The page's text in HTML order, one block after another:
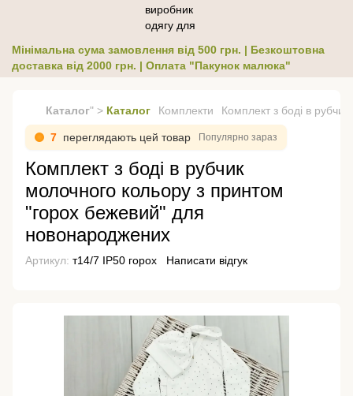
Мінімальна сума замовлення від 500 грн. | Безкоштовна
доставка від 2000 грн. | Оплата "Пакунок малюка"
Каталог" > Каталог Комплекти Комплект з боді в
8 переглядають цей товар Популярно зараз
Комплект з боді в рубчик
молочного кольору з принтом
"горох бежевий" для
новонароджених
Артикул: т14/7 ІР50 горох Написати відгук